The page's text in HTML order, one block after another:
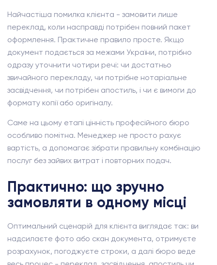
Найчастіша помилка клієнта - замовити лише
переклад, коли насправді потрібен повний пакет
оформлення. Практичне правило просте. Якщо
документ подається за межами України, потрібно
одразу уточнити чотири речі: чи достатньо
звичайного перекладу, чи потрібне нотаріальне
засвідчення, чи потрібен апостиль, і чи є вимоги до
формату копії або оригіналу.
Саме на цьому етапі цінність професійного бюро
особливо помітна. Менеджер не просто рахує
вартість, а допомагає зібрати правильну комбінацію
послуг без зайвих витрат і повторних подач.
Практично: що зручно
замовляти в одному місці
Оптимальний сценарій для клієнта виглядає так: ви
надсилаєте фото або скан документа, отримуєте
розрахунок, погоджуєте строки, а далі бюро веде